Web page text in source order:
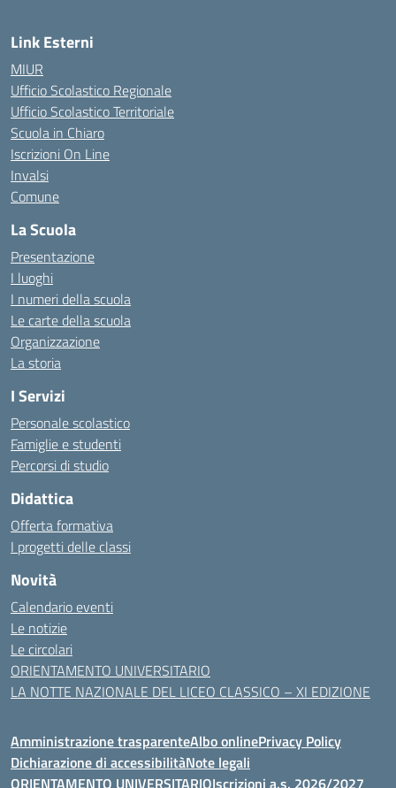
Link Esterni
MIUR
Ufficio Scolastico Regionale
Ufficio Scolastico Territoriale
Scuola in Chiaro
Iscrizioni On Line
Invalsi
Comune
La Scuola
Presentazione
I luoghi
I numeri della scuola
Le carte della scuola
Organizzazione
La storia
I Servizi
Personale scolastico
Famiglie e studenti
Percorsi di studio
Didattica
Offerta formativa
I progetti delle classi
Novità
Calendario eventi
Le notizie
Le circolari
ORIENTAMENTO UNIVERSITARIO
LA NOTTE NAZIONALE DEL LICEO CLASSICO – XI EDIZIONE
Amministrazione trasparenteAlbo onlinePrivacy Policy
Dichiarazione di accessibilitàNote legali
ORIENTAMENTO UNIVERSITARIOIscrizioni a.s. 2026/2027